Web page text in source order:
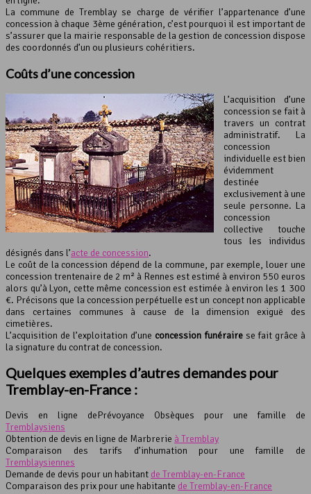
La commune de Tremblay se charge de vérifier l’appartenance d’une
concession à chaque 3ème génération, c’est pourquoi il est important de
s’assurer que la mairie responsable de la gestion de concession dispose
des coordonnés d’un ou plusieurs cohéritiers.
Coûts d’une concession
L’acquisition d’une
concession se fait à
travers un contrat
administratif. La
concession
individuelle est bien
évidemment
destinée
exclusivement à une
seule personne. La
concession
collective touche
tous les individus
désignés dans l’acte de concession.
Le coût de la concession dépend de la commune, par exemple, louer une
concession trentenaire de 2 m² à Rennes est estimé à environ 550 euros
alors qu’à Lyon, cette même concession est estimée à environ les 1 300
€. Précisons que la concession perpétuelle est un concept non applicable
dans certaines communes à cause de la dimension exiguë des
cimetières.
L’acquisition de l’exploitation d’une concession funérairese fait grâce à
la signature du contrat de concession.
Quelques exemples d’autres demandes pour
Tremblay-en-France :
Devis en ligne dePrévoyance Obsèques pour une famille de
Tremblaysiens
Obtention de devis en ligne de Marbrerie à Tremblay
Comparaison des tarifs d’inhumation pour une famille de
Tremblaysiennes
Demande de devis pour un habitant de Tremblay-en-France
Comparaison des prix pour une habitante de Tremblay-en-France